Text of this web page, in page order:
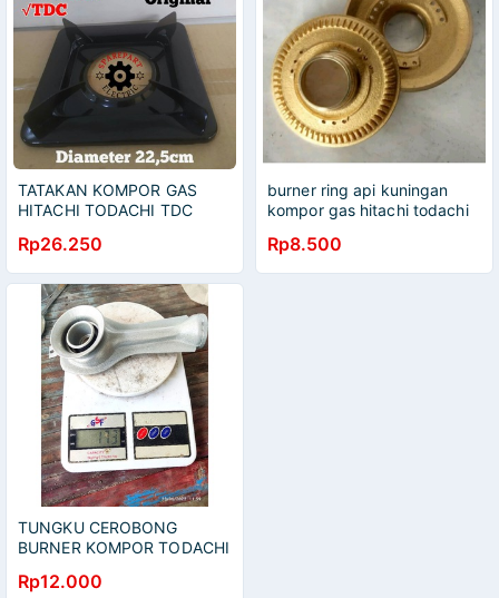
TATAKAN KOMPOR GAS
HITACHI TODACHI TDC
ORIGINAL HITAM
Rp26.250
burner ring api kuningan
kompor gas hitachi todachi
Rp8.500
TUNGKU CEROBONG
BURNER KOMPOR TODACHI
PORTABLE
Rp12.000